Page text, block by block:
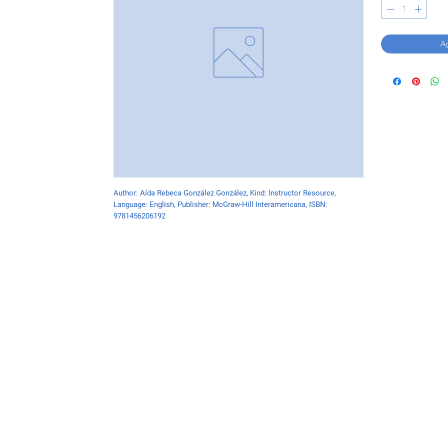
Author: Aída Rebeca González González, Kind: Instructor Resource,
Language: English, Publisher: McGraw-Hill Interamericana, ISBN:
9781456206192